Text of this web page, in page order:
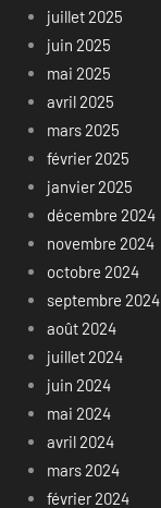
juillet 2025
juin 2025
mai 2025
avril 2025
mars 2025
février 2025
janvier 2025
décembre 2024
novembre 2024
octobre 2024
septembre 2024
août 2024
juillet 2024
juin 2024
mai 2024
avril 2024
mars 2024
février 2024